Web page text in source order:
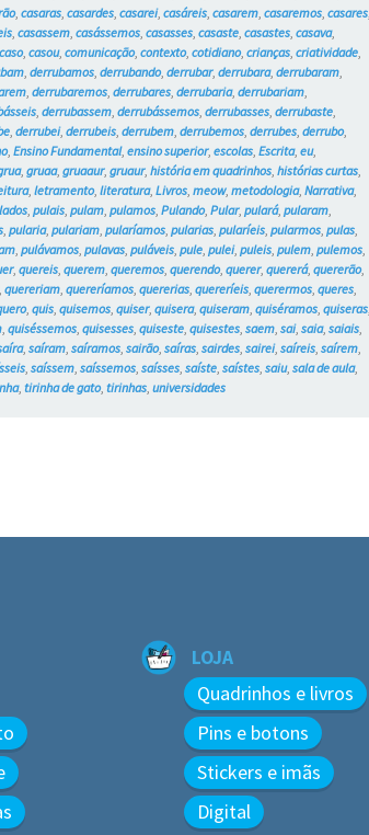
,casaras ,casardes ,casarei,casáreis ,casarem ,casaremos ,casares
,casassem ,casássemos ,casasses ,casaste ,casastes ,casava,
caso,casou,comunicação,contexto,cotidiano,crianças ,criatividade
,derrubamos ,derrubando,derrubar,derrubara,derrubaram
,derrubaremos ,derrubares ,derrubaria,derrubariam
,derrubassem ,derrubássemos ,derrubasses ,derrubaste
,derrubei,derrubeis ,derrubem ,derrubemos ,derrubes ,derrubo,
,Ensino Fundamental,ensino superior,escolas ,Escrita,eu,
,gruaa,gruaaur,gruaur,história em quadrinhos ,histórias curtas
,letramento,literatura,Livros ,meow,metodologia,Narrativa,
,pulais ,pulam ,pulamos ,Pulando,Pular,pulará,pularam
,pularia,pulariam ,pularíamos ,pularias ,pularíeis ,pularmos ,pulas
,pulávamos ,pulavas ,puláveis ,pule ,pulei,puleis ,pulem ,pulemos
,quereis ,querem ,queremos ,querendo,querer,quererá,quererão,
,quereriam ,quereríamos ,quererias ,quereríeis ,querermos ,queres
,quis ,quisemos ,quiser,quisera,quiseram ,quiséramos ,quiseras
,quiséssemos ,quisesses ,quiseste ,quisestes ,saem ,sai,saia,saiais
,saíram ,saíramos ,sairão,saíras ,sairdes ,sairei,saíreis ,saírem
,saíssem ,saíssemos ,saísses ,saíste ,saístes ,saiu,sala de aula,
,tirinha de gato,tirinhas ,universidades
LOJA
Quadrinhos e livros
Pins e botons
Stickers e imãs
Digital